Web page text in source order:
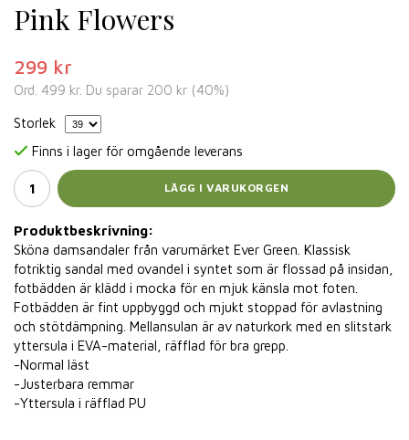
Pink Flowers
299 kr
Ord. 499 kr. Du sparar 200 kr (40%)
Storlek
Finns i lager för omgående leverans
LÄGG I VARUKORGEN
Produktbeskrivning:
Sköna damsandaler från varumärket Ever Green. Klassisk
fotriktig sandal med ovandel i syntet som är flossad på insidan,
fotbädden är klädd i mocka för en mjuk känsla mot foten.
Fotbädden är fint uppbyggd och mjukt stoppad för avlastning
och stötdämpning. Mellansulan är av naturkork med en slitstark
yttersula i EVA-material, räfflad för bra grepp.
-Normal läst
-Justerbara remmar
-Yttersula i räfflad PU